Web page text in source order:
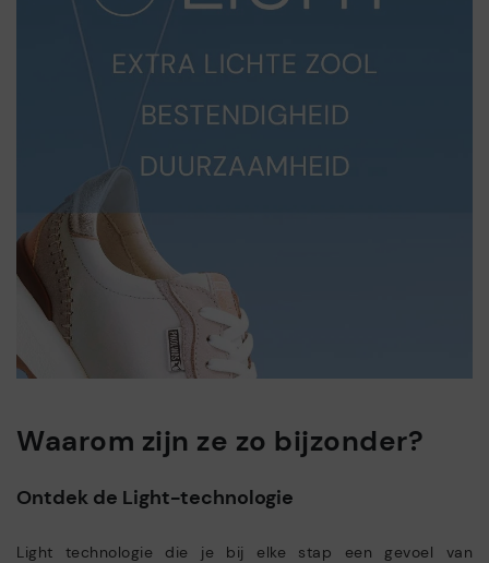
Waarom zijn ze zo bijzonder?
Ontdek de Light-technologie
Light technologie die je bij elke stap een gevoel van